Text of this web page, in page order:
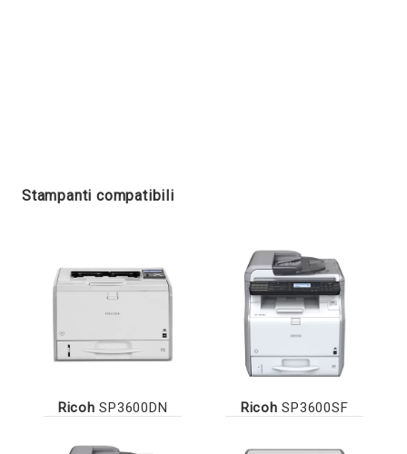
Stampanti compatibili
Ricoh SP3600DN Ricoh SP3600SF